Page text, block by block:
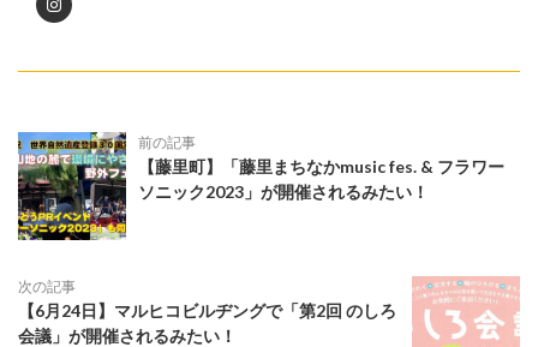
前の記事
【藤里町】「藤里まちなかmusic fes. & フラワー
ソニック2023」が開催されるみたい！
次の記事
【6月24日】マルヒコビルヂングで「第2回 のしろ
会議」が開催されるみたい！